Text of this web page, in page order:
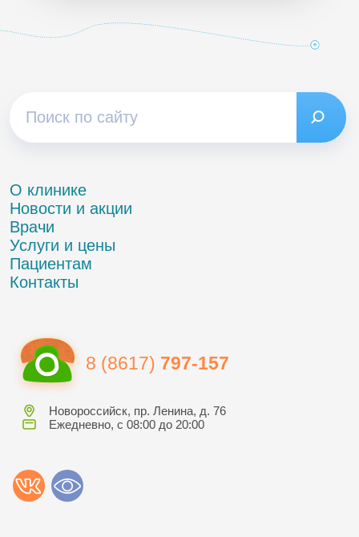
О клинике
Новости и акции
Врачи
Услуги и цены
Пациентам
Контакты
8 (8617) 797-157
Новороссийск, пр. Ленина, д. 76
Ежедневно, с 08:00 до 20:00